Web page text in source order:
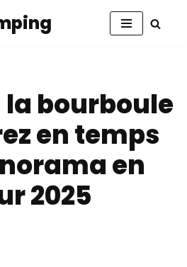
bourboule
en temps
en
2025